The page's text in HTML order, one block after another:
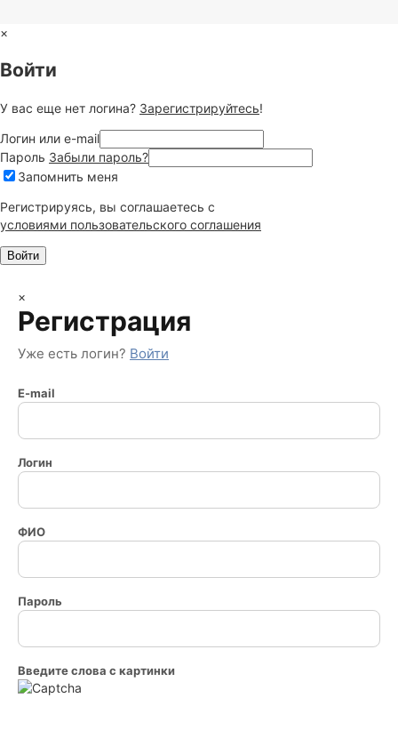
×
Войти
У вас еще нет логина? Зарегистрируйтесь!
Логин или e-mail
Пароль Забыли пароль?
Запомнить меня
Регистрируясь, вы соглашаетесь c
условиями пользовательского соглашения
×
Регистрация
Уже есть логин? Войти
E-mail
Логин
ФИО
Пароль
Введите слова с картинки